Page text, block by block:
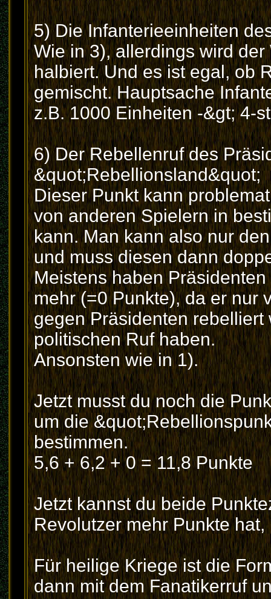
5) Die Infanterieeinheiten
Wie in 3), allerdings wird
halbiert. Und es ist egal, ob
gemischt. Hauptsache
z.B. 1000 Einheiten -&gt; 4-
6) Der Rebellenruf des
&quot;Rebellionsland&quot;
Dieser Punkt kann
von anderen Spielern in
kann. Man kann also nur
und muss diesen dann
Meistens haben
mehr (=0 Punkte), da er nur
gegen Präsidenten
politischen Ruf haben.
Ansonsten wie in 1).
Jetzt musst du noch die
um die
bestimmen.
5,6 + 6,2 + 0 = 11,8 Punkte
Jetzt kannst du beide
Revolutzer mehr Punkte
Für heilige Kriege ist die
dann mit dem Fanatikerruf